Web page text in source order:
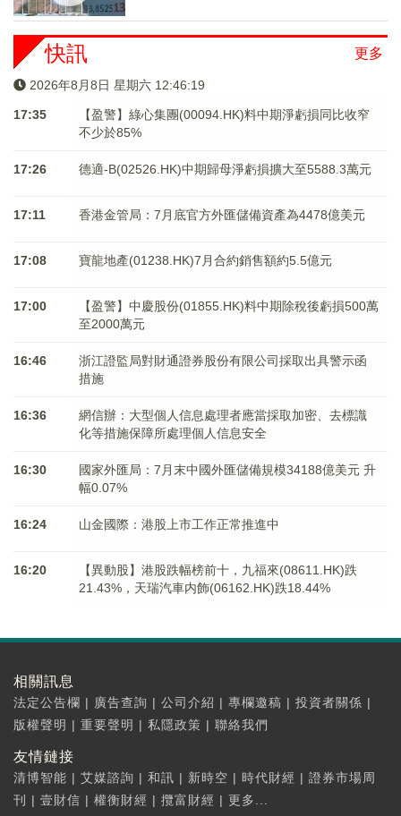
更多
快訊
2026年8月8日 星期六 12:46:20
17:35
【盈警】綠心集團(00094.HK)料中期淨虧損同比收窄
不少於85%
17:26 德適-B(02526.HK)中期歸母淨虧損擴大至5588.3萬元
17:11 香港金管局：7月底官方外匯儲備資產為4478億美元
17:08 寶龍地產(01238.HK)7月合約銷售額約5.5億元
17:00
【盈警】中慶股份(01855.HK)料中期除稅後虧損500萬
至2000萬元
16:46
浙江證監局對財通證券股份有限公司採取出具警示函
措施
16:36
網信辦：大型個人信息處理者應當採取加密、去標識
化等措施保障所處理個人信息安全
16:30
國家外匯局：7月末中國外匯儲備規模34188億美元 升
幅0.07%
16:24 山金國際：港股上市工作正常推進中
16:20
【異動股】港股跌幅榜前十，九福來(08611.HK)跌
21.43%，天瑞汽車内飾(06162.HK)跌18.44%
相關訊息
法定公告欄 | 廣告查詢 | 公司介紹 | 專欄邀稿 | 投資者關係 |
版權聲明 | 重要聲明 | 私隱政策 | 聯絡我們
友情鏈接
清博智能 | 艾媒諮詢 | 和訊 | 新時空 | 時代財經 | 證券市場周
刊
| 壹財信 | 權衡財經 | 攬富財經 | 更多...